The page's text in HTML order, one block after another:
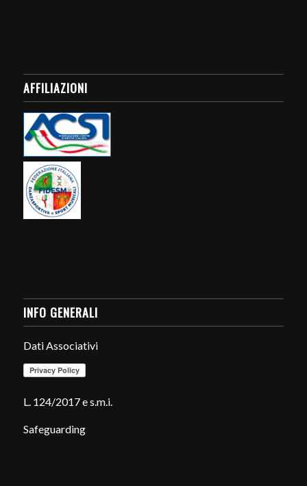
AFFILIAZIONI
INFO GENERALI
Dati Associativi
L. 124/2017 e s.m.i.
Safeguarding